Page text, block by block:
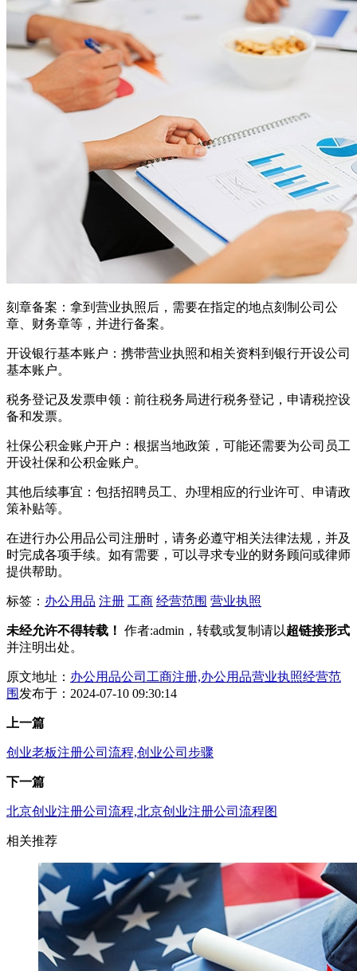
刻章备案：拿到营业执照后，需要在指定的地点刻制公司公
章、财务章等，并进行备案。
开设银行基本账户：携带营业执照和相关资料到银行开设公司
基本账户。
税务登记及发票申领：前往税务局进行税务登记，申请税控设
备和发票。
社保公积金账户开户：根据当地政策，可能还需要为公司员工
开设社保和公积金账户。
其他后续事宜：包括招聘员工、办理相应的行业许可、申请政
策补贴等。
在进行办公用品公司注册时，请务必遵守相关法律法规，并及
时完成各项手续。如有需要，可以寻求专业的财务顾问或律师
提供帮助。
标签： 办公用品 注册 工商 经营范围 营业执照
未经允许不得转载！ 作者:admin，转载或复制请以超链接形式
并注明出处。
原文地址： 办公用品公司工商注册,办公用品营业执照经营范
围 发布于：2024-07-10 09:30:14
上一篇
创业老板注册公司流程,创业公司步骤
下一篇
北京创业注册公司流程,北京创业注册公司流程图
相关推荐